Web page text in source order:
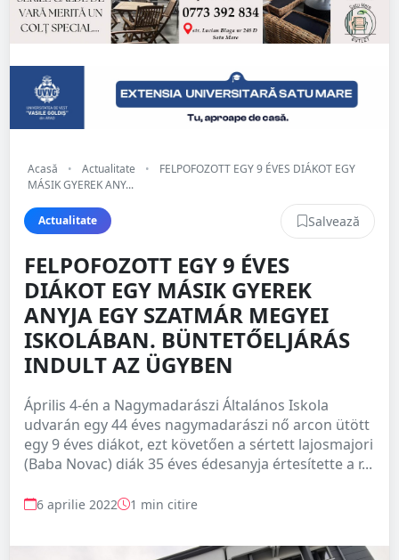
Acasă • Actualitate •
FELPOFOZOTT EGY 9 ÉVES DIÁKOT EGY
MÁSIK GYEREK ANY...
Actualitate Salvează
FELPOFOZOTT EGY 9 ÉVES
DIÁKOT EGY MÁSIK GYEREK
ANYJA EGY SZATMÁR MEGYEI
ISKOLÁBAN. BÜNTETŐELJÁRÁS
INDULT AZ ÜGYBEN
Április 4-én a Nagymadarászi Általános Iskola
udvarán egy 44 éves nagymadarászi nő arcon ütött
egy 9 éves diákot, ezt követően a sértett lajosmajori
(Baba Novac) diák 35 éves édesanyja értesítette a r...
6 aprilie 2022 1 min citire